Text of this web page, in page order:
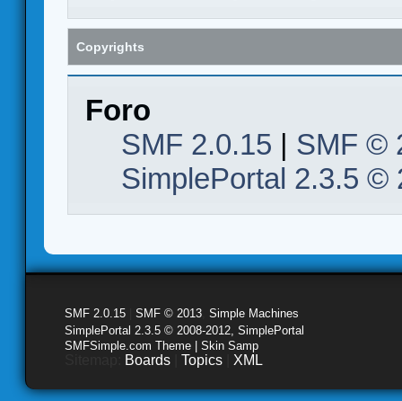
Copyrights
Foro
SMF 2.0.15 | SMF ©
SimplePortal 2.3.5 ©
SMF 2.0.15 SMF © 2013 Simple Machines
SimplePortal 2.3.5 © 2008-2012, SimplePortal
SMFSimple.com Theme | Skin Samp
Boards Topics XML